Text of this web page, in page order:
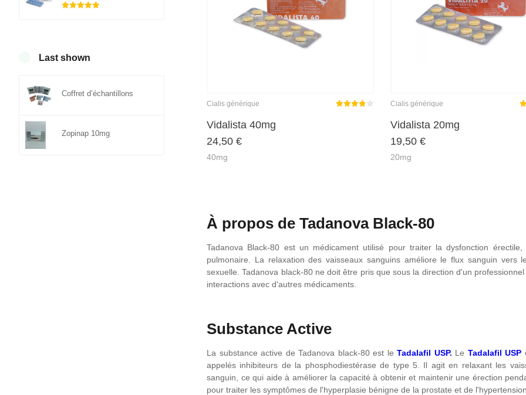
Last shown
Coffret d’échantillons
Zopinap 10mg
Cialis générique
Vidalista 40mg
24,50 €
40mg
Cialis générique
Vidalista 20mg
19,50 €
20mg
À propos de Tadanova Black-80
Tadanova Black-80 est un médicament utilisé pour traiter la dysfonction
pulmonaire. La relaxation des vaisseaux sanguins améliore le flux sanguin
sexuelle. Tadanova black-80 ne doit être pris que sous la direction d'un
interactions avec d'autres médicaments.
Substance Active
La substance active de Tadanova black-80 est le Tadalafil USP. Le Tadalafil USP
appelés inhibiteurs de la phosphodiestérase de type 5. Il agit en relaxant les
sanguin, ce qui aide à améliorer la capacité à obtenir et maintenir une érection
pour traiter les symptômes de l'hyperplasie bénigne de la prostate et de